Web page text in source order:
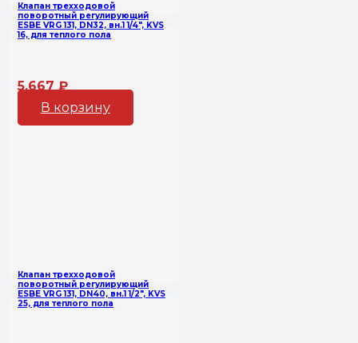
Клапан трехходовой
поворотный регулирующий
ESBE VRG 131, DN32, вн.1 1/4″, KVS
16, для теплого пола
5,667₽
В корзину
Клапан трехходовой
поворотный регулирующий
ESBE VRG 131, DN40, вн.1 1/2″, KVS
25, для теплого пола